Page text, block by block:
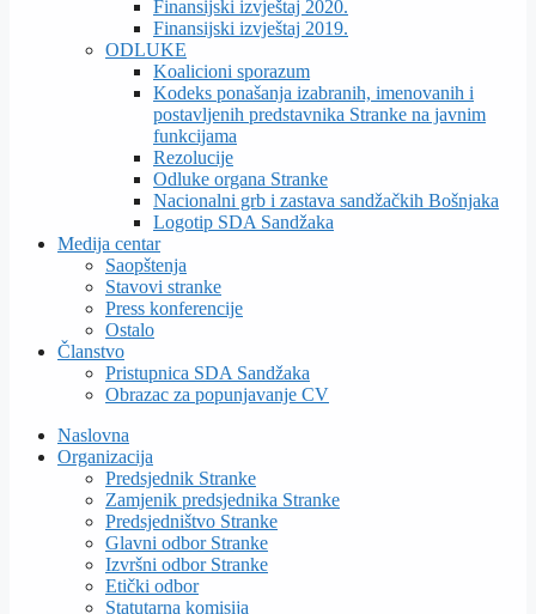
Finansijski izvještaj 2020.
Finansijski izvještaj 2019.
ODLUKE
Koalicioni sporazum
Kodeks ponašanja izabranih, imenovanih i
postavljenih predstavnika Stranke na javnim
funkcijama
Rezolucije
Odluke organa Stranke
Nacionalni grb i zastava sandžačkih Bošnjaka
Logotip SDA Sandžaka
Medija centar
Saopštenja
Stavovi stranke
Press konferencije
Ostalo
Članstvo
Pristupnica SDA Sandžaka
Obrazac za popunjavanje CV
Naslovna
Organizacija
Predsjednik Stranke
Zamjenik predsjednika Stranke
Predsjedništvo Stranke
Glavni odbor Stranke
Izvršni odbor Stranke
Etički odbor
Statutarna komisija